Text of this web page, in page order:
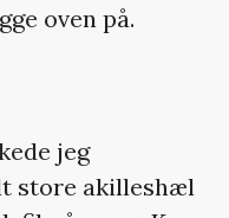
oven på.
jeg
store akilleshæl